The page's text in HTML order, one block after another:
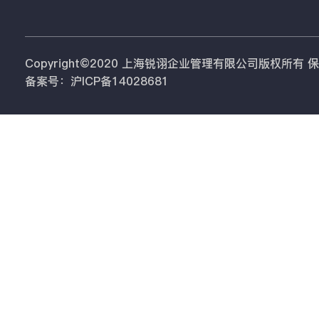
Copyright©2020 上海锐诩企业管理有限公司版权所有
备案号：沪ICP备14028681